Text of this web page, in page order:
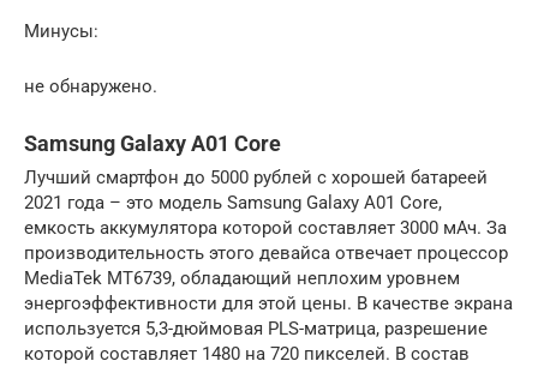
Минусы:
не обнаружено.
Samsung Galaxy A01 Core
Лучший смартфон до 5000 рублей с хорошей батареей
2021 года – это модель Samsung Galaxy A01 Core,
емкость аккумулятора которой составляет 3000 мАч. За
производительность этого девайса отвечает процессор
MediaTek MT6739, обладающий неплохим уровнем
энергоэффективности для этой цены. В качестве экрана
используется 5,3-дюймовая PLS-матрица, разрешение
которой составляет 1480 на 720 пикселей. В состав